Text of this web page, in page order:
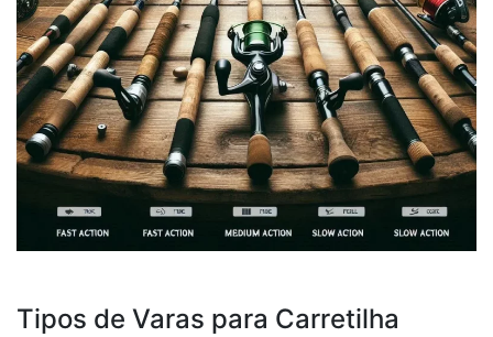
Tipos de Varas para Carretilha